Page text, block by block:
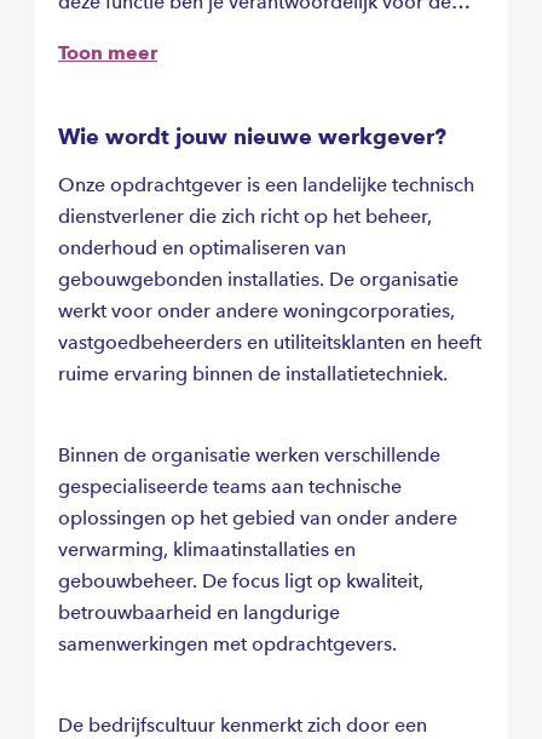
onderhoudswerkzaamheden aan cv-installaties
Toon meer
Wie wordt jouw nieuwe werkgever?
Onze opdrachtgever is een landelijke technisch
dienstverlener die zich richt op het beheer,
onderhoud en optimaliseren van
gebouwgebonden installaties. De organisatie
werkt voor onder andere woningcorporaties,
vastgoedbeheerders en utiliteitsklanten en heeft
ruime ervaring binnen de installatietechniek.
Binnen de organisatie werken verschillende
gespecialiseerde teams aan technische
oplossingen op het gebied van onder andere
verwarming, klimaatinstallaties en
gebouwbeheer. De focus ligt op kwaliteit,
betrouwbaarheid en langdurige
samenwerkingen met opdrachtgevers.
De bedrijfscultuur kenmerkt zich door een